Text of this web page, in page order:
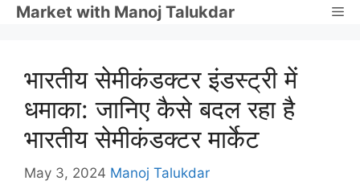
SkipMarket with Manoj Talukdar
भारतीय सेमीकंडक्टर इंडस्ट्री में
धमाका: जानिए कैसे बदल रहा है
भारतीय सेमीकंडक्टर मार्केट
May 3, 2024 Manoj Talukdar